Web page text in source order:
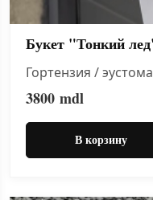
Букет "Тонкий
Гортензия /
3800 mdl
В корзину